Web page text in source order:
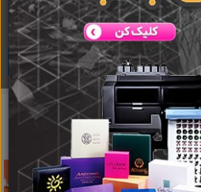
اندروید تبلیغ شو
و تبلیغات اینترنتی
دانلود
سرامیک
نتایج جستجو برای برچسب